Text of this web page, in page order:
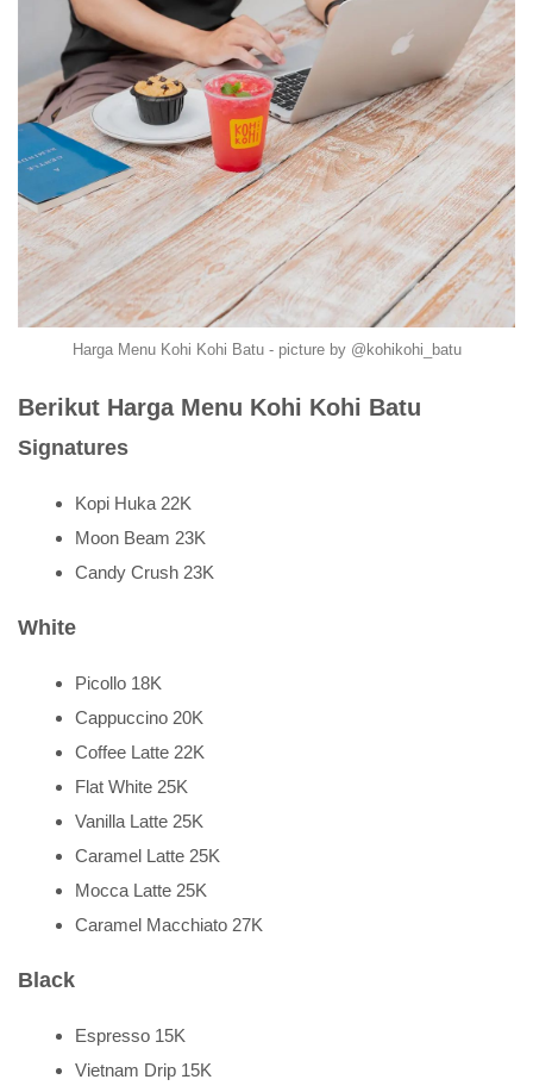
Harga Menu Kohi Kohi Batu - picture by @kohikohi_batu
Berikut Harga Menu Kohi Kohi Batu
Signatures
Kopi Huka 22K
Moon Beam 23K
Candy Crush 23K
White
Picollo 18K
Cappuccino 20K
Coffee Latte 22K
Flat White 25K
Vanilla Latte 25K
Caramel Latte 25K
Mocca Latte 25K
Caramel Macchiato 27K
Black
Espresso 15K
Vietnam Drip 15K